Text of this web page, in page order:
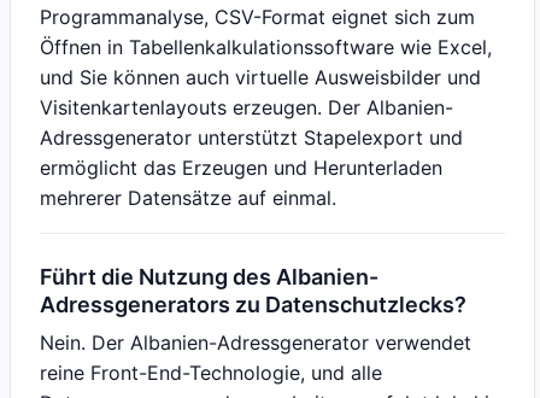
Programmanalyse, CSV-Format eignet sich zum
Öffnen in Tabellenkalkulationssoftware wie Excel,
und Sie können auch virtuelle Ausweisbilder und
Visitenkartenlayouts erzeugen. Der Albanien-
Adressgenerator unterstützt Stapelexport und
ermöglicht das Erzeugen und Herunterladen
mehrerer Datensätze auf einmal.
Führt die Nutzung des Albanien-
Adressgenerators zu Datenschutzlecks?
Nein. Der Albanien-Adressgenerator verwendet
reine Front-End-Technologie, und alle